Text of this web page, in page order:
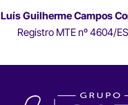
Luís Guilherme Campos
Registro MTE nº 4604/ES